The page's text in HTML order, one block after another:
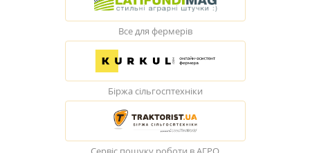
Все для фермерів
Біржа сільгосптехніки